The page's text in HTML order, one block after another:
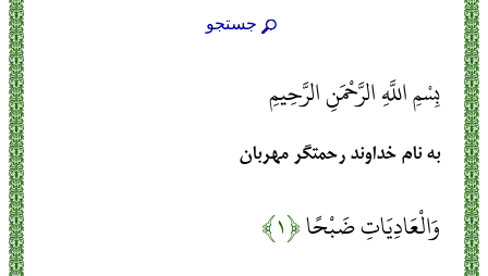
جستجو
بِسْمِ اللَّهِ الرَّحْمَنِ الرَّحِيمِ
به نام خداوند رحمتگر مهربان
وَالْعَادِيَاتِ ضَبْحًا﴿۱﴾